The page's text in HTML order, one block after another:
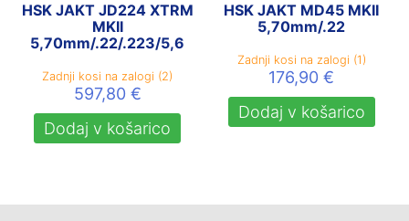
HSK JAKT JD224 XTRM
MKII
5,70mm/.22/.223/5,6
Zadnji kosi na zalogi (2)
597,80 €
Dodaj v košarico
HSK JAKT MD45 MKII
5,70mm/.22
Zadnji kosi na zalogi (1)
176,90€
Dodaj v košarico